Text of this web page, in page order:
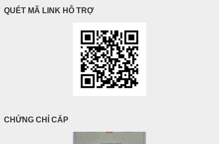
QUÉT MÃ LINK HỖ TRỢ
CHỨNG CHỈ CẤP